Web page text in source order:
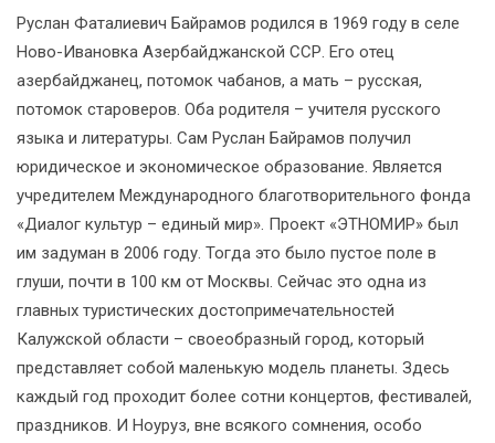
Руслан Фаталиевич Байрамов родился в 1969 году в селе
Ново-Ивановка Азербайджанской ССР. Его отец
азербайджанец, потомок чабанов, а мать – русская,
потомок староверов. Оба родителя – учителя русского
языка и литературы. Сам Руслан Байрамов получил
юридическое и экономическое образование. Является
учредителем Международного благотворительного фонда
«Диалог культур – единый мир». Проект «ЭТНОМИР» был
им задуман в 2006 году. Тогда это было пустое поле в
глуши, почти в 100 км от Москвы. Сейчас это одна из
главных туристических достопримечательностей
Калужской области – своеобразный город, который
представляет собой маленькую модель планеты. Здесь
каждый год проходит более сотни концертов, фестивалей,
праздников. И Ноуруз, вне всякого сомнения, особо